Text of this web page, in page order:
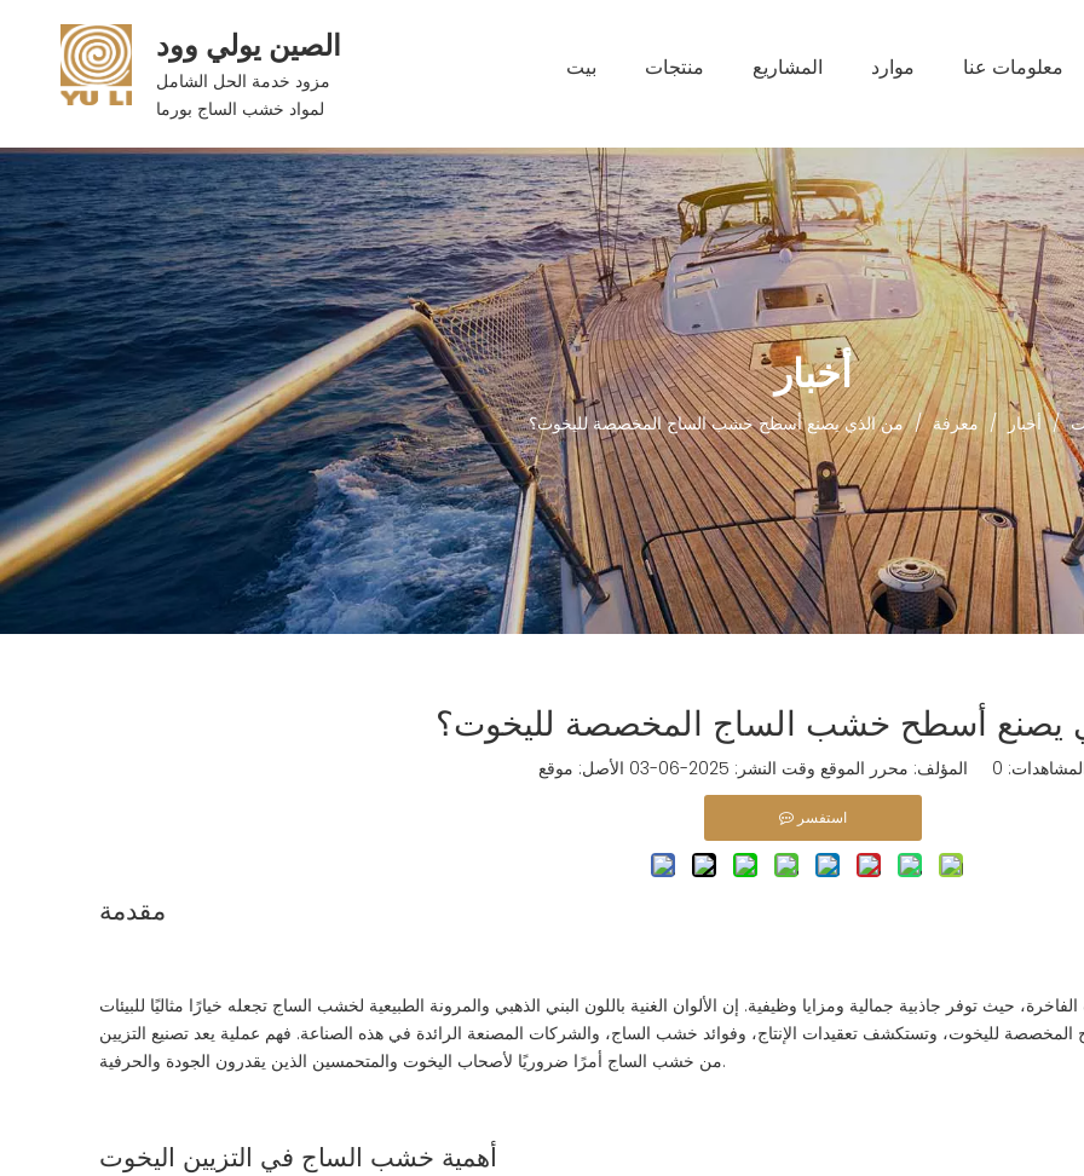
الصين يولي وود
مزود خدمة الحل الشامل
لمواد خشب الساج بورما
بيت منتجات المشاريع موارد معلومات عنا
أخبار
/ أخبار / معرفة / من الذي يصنع أسطح خشب الساج المخصصة لليخوت؟
يصنع أسطح خشب الساج المخصصة لليخوت؟
0 المؤلف: محرر الموقع وقت النشر: 2025-06-03 الأصل: موقع
استفسر
مقدمة
حيث توفر جاذبية جمالية ومزايا وظيفية. إن الألوان الغنية باللون البني الذهبي والمرونة الطبيعية لخشب الساج تجعله خيارًا مثاليًا للبيئات
لليخوت، وتستكشف تعقيدات الإنتاج، وفوائد خشب الساج، والشركات المصنعة الرائدة في هذه الصناعة. فهم عملية يعد تصنيع التزيين
من خشب الساجأمرًا ضروريًا لأصحاب اليخوت والمتحمسين الذين يقدرون الجودة والحرفية.
أهمية خشب الساج في التزيين اليخوت